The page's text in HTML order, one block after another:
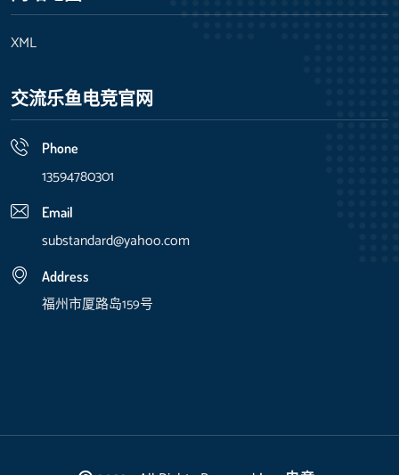
XML
交流乐鱼电竞官网
Phone
13594780301
Email
substandard@yahoo.com
Address
福州市厦路岛159号